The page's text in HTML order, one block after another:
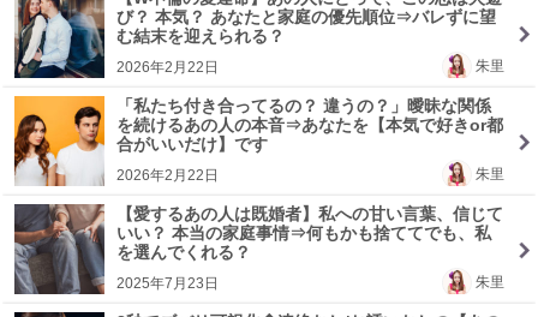
び？ 本気？ あなたと家庭の優先順位⇒バレずに望
む結末を迎えられる？
朱里
2026年2月22日
「私たち付き合ってるの？ 違うの？」曖昧な関係
を続けるあの人の本音⇒あなたを【本気で好きor都
合がいいだけ】です
朱里
2026年2月22日
【愛するあの人は既婚者】私への甘い言葉、信じて
いい？ 本当の家庭事情⇒何もかも捨ててでも、私
を選んでくれる？
朱里
2025年7月23日